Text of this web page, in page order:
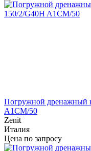
Погружной дренажный
A1CM/50
Zenit
Италия
Цена по запросу